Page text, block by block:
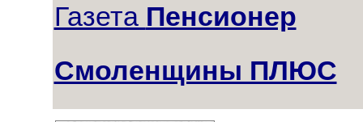
Газета Пенсионер
Смоленщины ПЛЮС